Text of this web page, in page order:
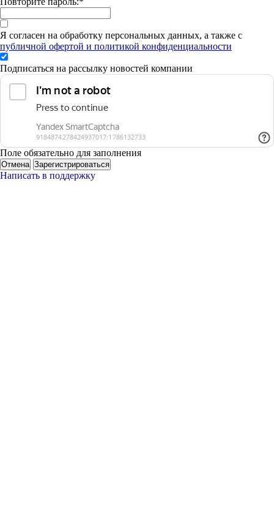
Я согласен на обработку персональных данных, а также с
публичной офертой и политикой конфиденциальности
Подписаться на рассылку новостей компании
Поле обязательно для заполнения
Отмена Зарегистрироваться
Написать в поддержку